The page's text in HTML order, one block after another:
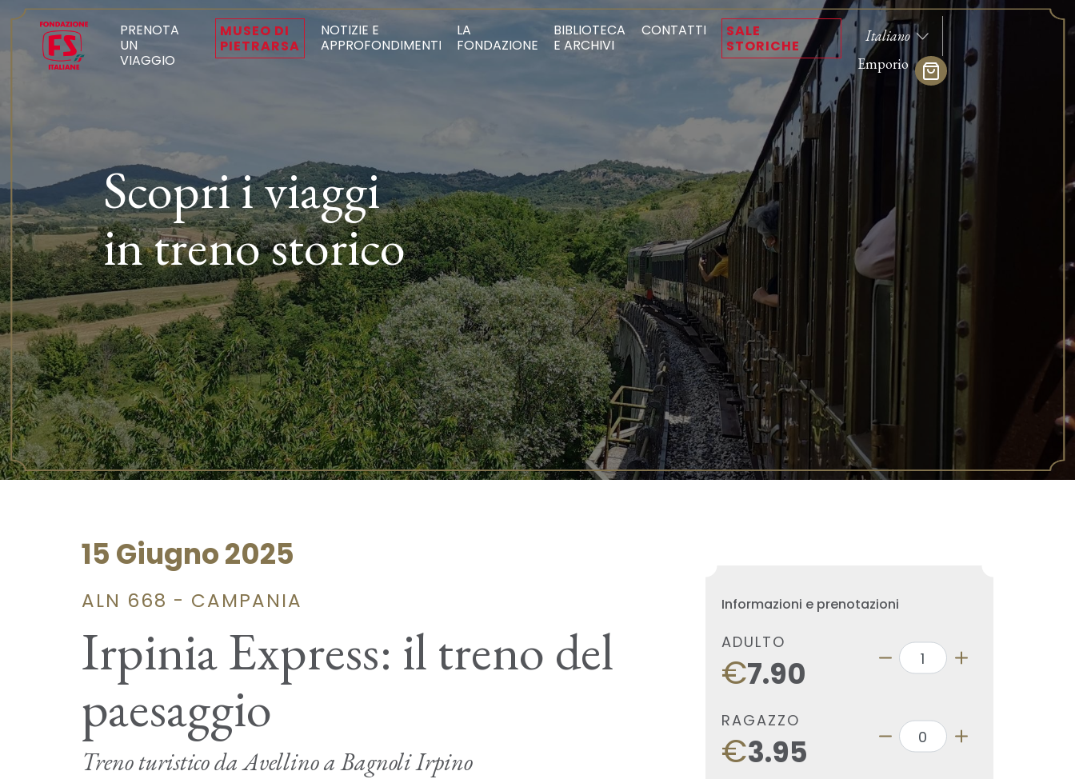
PRENOTA
UN
VIAGGIO
MUSEO DI
PIETRARSA
NOTIZIE E
APPROFONDIMENTI
LA
FONDAZIONE
BIBLIOTECA
E ARCHIVI
CONTATTI
SALE
STORICHE
Emporio
Scopri i viaggi
in treno storico
15 Giugno 2025
ALN 668 - CAMPANIA
Irpinia Express: il treno del
paesaggio
Treno turistico da Avellino a Bagnoli Irpino
Informazioni e prenotazioni
ADULTO
€7.90
RAGAZZO
€3.95